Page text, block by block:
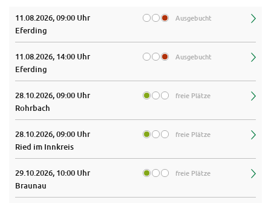
11.08.2026, 09:00 Uhr Ausgebucht
Eferding
11.08.2026, 14:00 Uhr Ausgebucht
Eferding
28.10.2026, 09:00 Uhr freie Plätze
Rohrbach
28.10.2026, 09:00 Uhr freie Plätze
Ried im Innkreis
29.10.2026, 10:00 Uhr freie Plätze
Braunau